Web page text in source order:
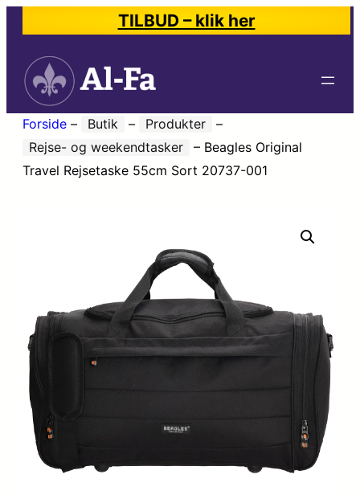
TILBUD – klik her
Forside – Butik – Produkter
–
Rejse- og weekendtasker
– Beagles Original
Travel Rejsetaske 55cm Sort 20737-001